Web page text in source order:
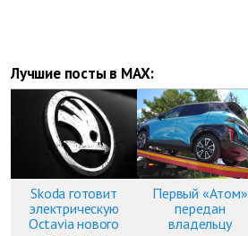
Лучшие посты в MAX:
Skoda готовит
электрическую
Octavia нового
Первый «Атом»
передан
владельцу